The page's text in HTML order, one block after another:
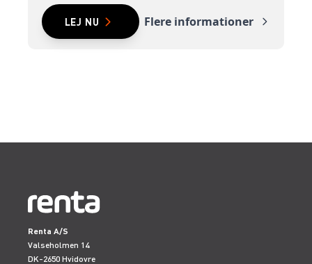
LEJ NU Flere informationer
Renta A/S
Valseholmen 14
DK-2650 Hvidovre